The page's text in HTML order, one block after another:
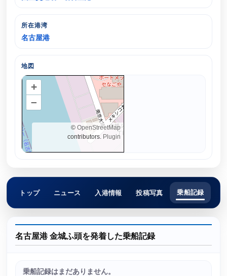
所在港湾
名古屋港
地図
+
–
©OpenStreetMap
contributors. Plugin
トップ ニュース 入港情報 投稿写真 乗船記録
名古屋港 金城ふ頭を発着した乗船記録
乗船記録はまだありません。